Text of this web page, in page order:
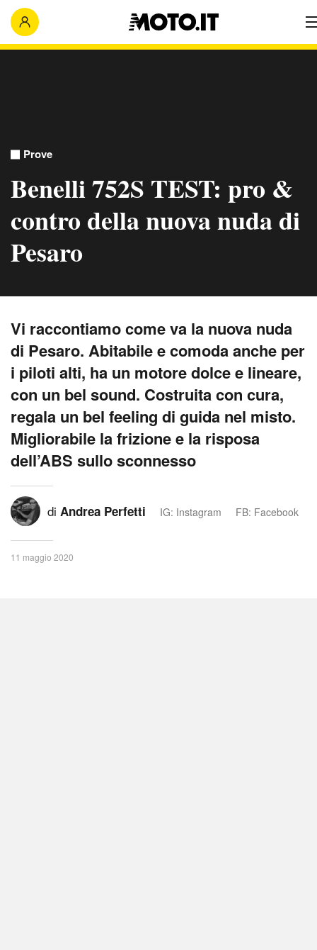
Prove
Benelli 752S TEST: pro &
contro della nuova nuda di
Pesaro
Vi raccontiamo come va la nuova nuda
di Pesaro. Abitabile e comoda anche per
i piloti alti, ha un motore dolce e lineare,
con un bel sound. Costruita con cura,
regala un bel feeling di guida nel misto.
Migliorabile la frizione e la risposa
dell’ABS sullo sconnesso
di Andrea Perfetti IG: Instagram FB: Facebook
11 maggio 2020